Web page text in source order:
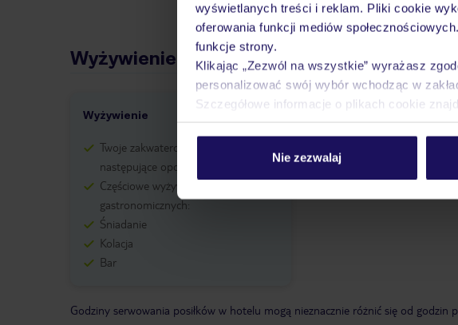
wyświetlanych treści i reklam. Pliki cookie
oferowania funkcji mediów
funkcje strony.
Klikając „Zezwól na wszystkie” wyrażasz
personalizować swój wybór wchodząc w
Szczegółowe informacje o plikach cookie
Nie zezwalaj
Wyżywienie
Wyżywienie
Twoje zakwaterowanie oferuje
następujące opcje wyżywienia:
Częściowe wyżywienie Opis opcji
gastronomicznych:
Śniadanie
Kolacja
Bar
Godziny serwowania posiłków w hotelu mogą nieznacznie różnić się od godzin